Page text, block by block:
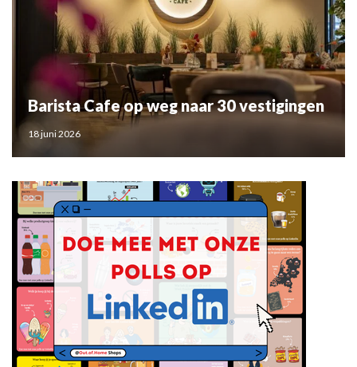
Barista Cafe op weg naar 30 vestigingen
18 juni 2026